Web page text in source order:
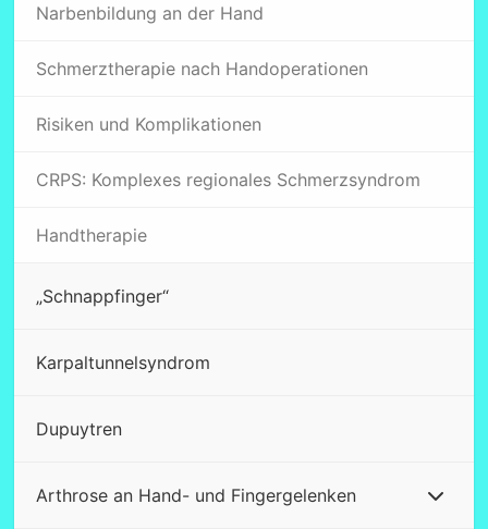
Narbenbildung an der Hand
Schmerztherapie nach Handoperationen
Risiken und Komplikationen
CRPS: Komplexes regionales Schmerzsyndrom
Handtherapie
„Schnappfinger“
Karpaltunnelsyndrom
Dupuytren
Arthrose an Hand- und Fingergelenken